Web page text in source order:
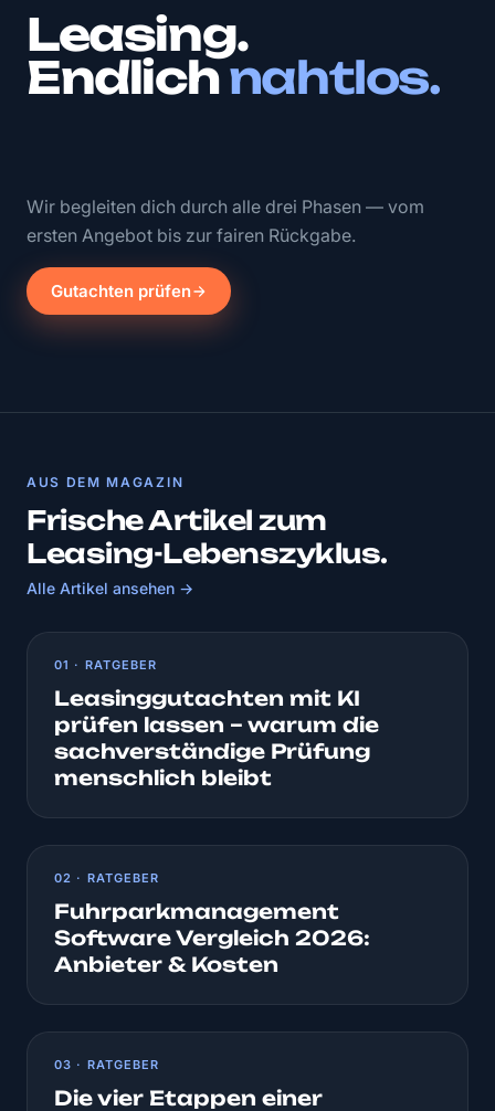
Leasing.
Endlichnahtlos.
Wir begleiten dich durch alle drei Phasen — vom
ersten Angebot bis zur fairen Rückgabe.
Gutachten prüfen
AUS DEM MAGAZIN
Frische Artikel zum
Leasing-Lebenszyklus.
Alle Artikel ansehen →
01 · RATGEBER
Leasinggutachten mit KI
prüfen lassen – warum die
sachverständige Prüfung
menschlich bleibt
02 · RATGEBER
Fuhrparkmanagement
Software Vergleich 2026:
Anbieter & Kosten
03 · RATGEBER
Die vier Etappen einer